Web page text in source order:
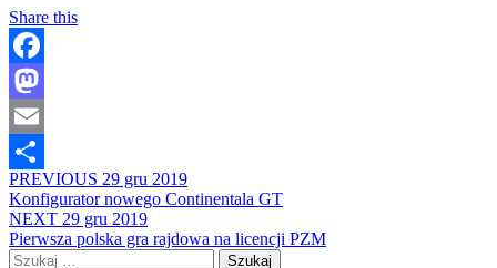
Share this
Facebook
Mastodon
Email
Share
PREVIOUS 29 gru 2019
Konfigurator nowego Continentala GT
NEXT 29 gru 2019
Pierwsza polska gra rajdowa na licencji PZM
Szukaj: